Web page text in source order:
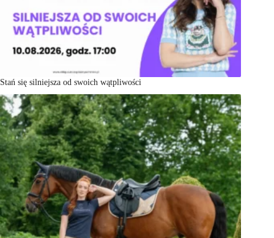
Stań się silniejsza od swoich wątpliwości